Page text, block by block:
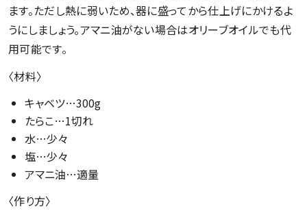
ます。ただし熱に弱いため、器に盛ってから仕上げにかけるよ
うにしましょう。アマニ油がない場合はオリーブオイルでも代
用可能です。
〈材料〉
キャベツ…300g
たらこ…1切れ
水…少々
塩…少々
アマニ油…適量
〈作り方〉